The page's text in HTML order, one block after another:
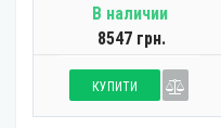
В наличии
8547 грн.
КУПИТИ